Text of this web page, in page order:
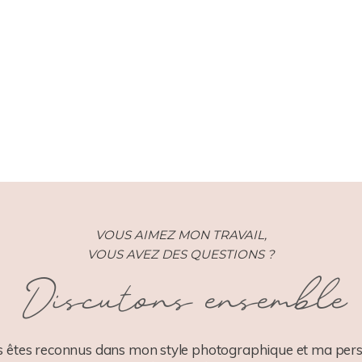
VOUS AIMEZ MON TRAVAIL,
VOUS AVEZ DES QUESTIONS ?
Discutons ensemble
êtes reconnus dans mon style photographique et ma